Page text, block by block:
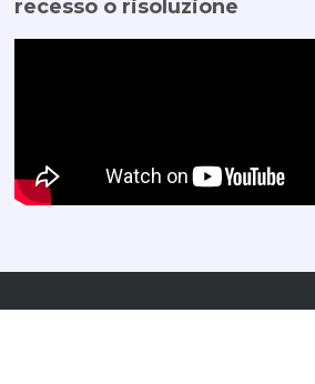
recesso o risoluzione